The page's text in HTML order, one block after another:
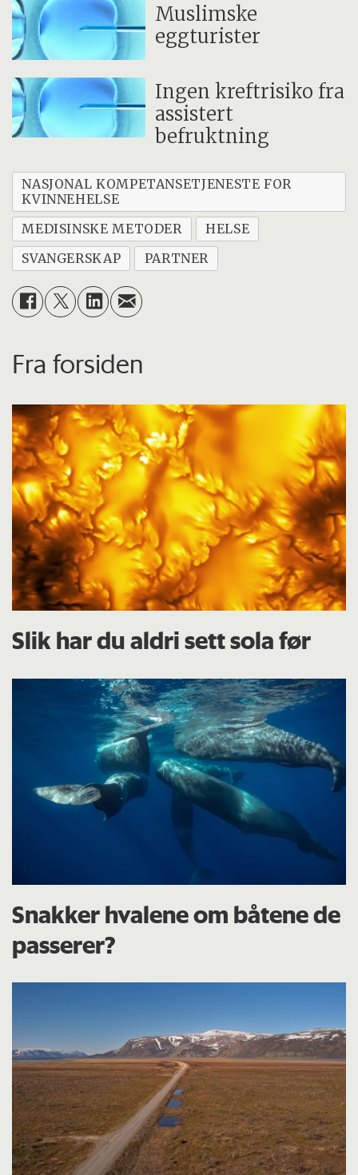
Muslimske
eggturister
Ingen kreftrisiko fra
assistert
befruktning
NASJONAL KOMPETANSETJENESTE FOR
KVINNEHELSE
MEDISINSKE METODER
HELSE
SVANGERSKAP
PARTNER
Fra forsiden
Slik har du aldri sett sola før
Snakker hvalene om båtene de
passerer?